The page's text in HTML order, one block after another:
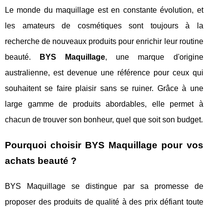
Le monde du maquillage est en constante évolution, et
les amateurs de cosmétiques sont toujours à la
recherche de nouveaux produits pour enrichir leur routine
beauté.
BYS Maquillage, une marque d'origine
australienne, est devenue une référence pour ceux qui
souhaitent se faire plaisir sans se ruiner. Grâce à une
large gamme de produits abordables, elle permet à
chacun de trouver son bonheur, quel que soit son budget.
Pourquoi choisir BYS Maquillage pour vos
achats beauté ?
BYS Maquillage se distingue par sa promesse de
proposer des produits de qualité à des prix défiant toute